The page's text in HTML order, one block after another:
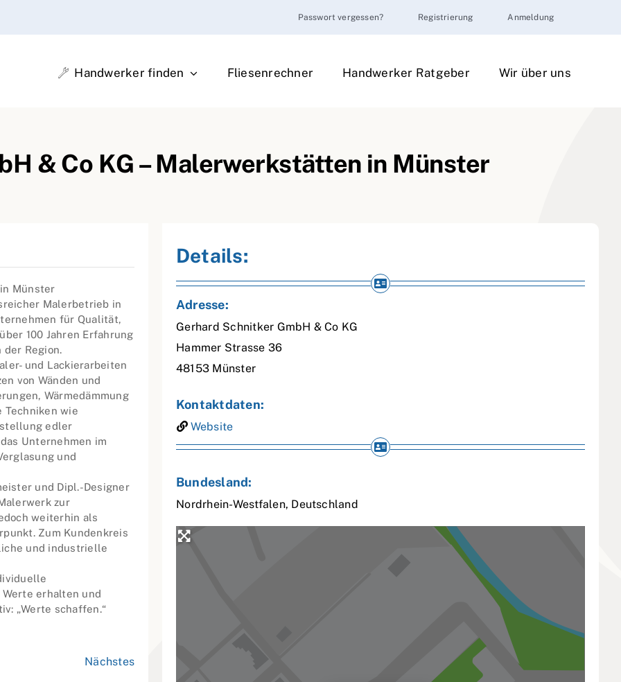
Passwort vergessen? Registrierung Anmeldung
Handwerker finden Fliesenrechner Handwerker Ratgeber Wir über uns
& Co KG – Malerwerkstätten in Münster
Münster
Malerbetrieb in
für Qualität,
100 Jahren Erfahrung
Region.
und Lackierarbeiten
von Wänden und
Wärmedämmung
Techniken wie
edler
Unternehmen im
und
und Dipl.-Designer
zur
weiterhin als
Zum Kundenkreis
und industrielle
erhalten und
„Werte schaffen.“
Nächstes
Details:
Adresse:
Gerhard Schnitker GmbH & Co KG
Hammer Strasse 36
48153 Münster
Kontaktdaten:
Website
Bundesland:
Nordrhein-Westfalen, Deutschland